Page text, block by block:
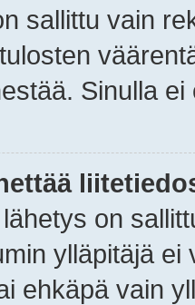
sallittu vain
Sinulla
on
ylläpitäjä
ehkäpä vain